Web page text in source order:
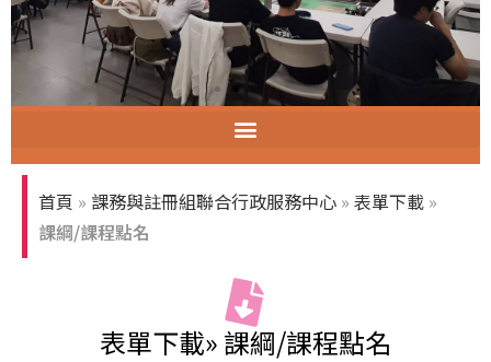
智慧教室教育訓練
首頁 » 課務與註冊組聯合行政服務中心 » 表單下載 »
課綱/課程點名
表單下載» 課綱/課程點名